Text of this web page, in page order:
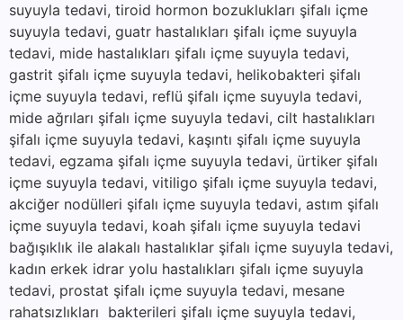
suyuyla tedavi, tiroid hormon bozuklukları şifalı içme
suyuyla tedavi, guatr hastalıkları şifalı içme suyuyla
tedavi, mide hastalıkları şifalı içme suyuyla tedavi,
gastrit şifalı içme suyuyla tedavi, helikobakteri şifalı
içme suyuyla tedavi, reflü şifalı içme suyuyla tedavi,
mide ağrıları şifalı içme suyuyla tedavi, cilt hastalıkları
şifalı içme suyuyla tedavi, kaşıntı şifalı içme suyuyla
tedavi, egzama şifalı içme suyuyla tedavi, ürtiker şifalı
içme suyuyla tedavi, vitiligo şifalı içme suyuyla tedavi,
akciğer nodülleri şifalı içme suyuyla tedavi, astım şifalı
içme suyuyla tedavi, koah şifalı içme suyuyla tedavi
bağışıklık ile alakalı hastalıklar şifalı içme suyuyla tedavi,
kadın erkek idrar yolu hastalıkları şifalı içme suyuyla
tedavi, prostat şifalı içme suyuyla tedavi, mesane
rahatsızlıkları bakterileri şifalı içme suyuyla tedavi,